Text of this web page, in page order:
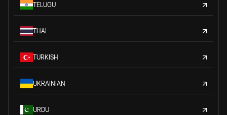
TELUGU
THAI
TURKISH
UKRAINIAN
URDU